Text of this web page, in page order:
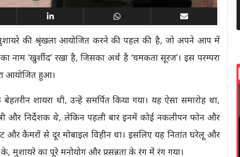
मुशायरे की श्रृंखला आयोजित करने की पहल की है, जो अपने आप में
नाम ‘खुर्शीद’ रखा है, जिसका अर्थ है ‘चमकता सूरज’। इस परम्परा
आयोजित हुआ।
शायरा थी, उन्हें समर्पित किया गया। यह ऐसा समारोह था,
और निर्देशक थे, लेकिन पहली बार इनमें कोई नकलीपन फोन और
और कैमरों से दूर मोबाइल विहीन था। इसलिए यह नितांत घरेलू और
मुशायरे का पूरे मनोयोग और प्रसन्नता के रंग में रंग गया।